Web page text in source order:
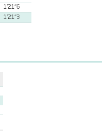
1'21''6
1'21''3